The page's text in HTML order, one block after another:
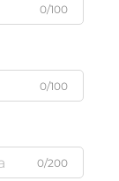
0/100
0/100
0/200